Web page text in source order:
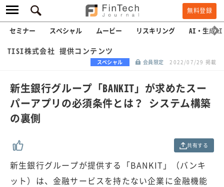
無料登録
セミナー スペシャル ムービー リスキリング AI・生成AI
TISI株式会社 提供コンテンツ
スペシャル 会員限定 2022/07/29 掲載
新生銀行グループ「BANKIT」が求めたスー
パーアプリの必須条件とは？ システム構築
の裏側
共有する
新生銀行グループが提供する「BANKIT」（バンキ
ット）は、金融サービスを持たない企業に金融機能